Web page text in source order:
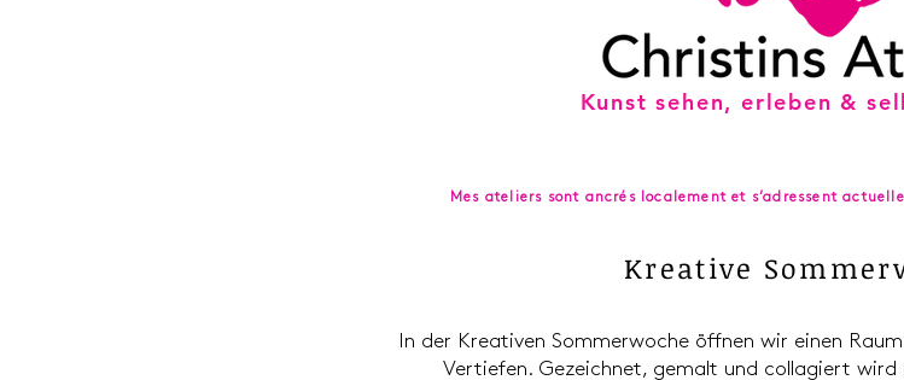
Kunst sehen, erleben &
In der Kreativen Sommerwoche öffnen wir einen
Vertiefen. Gezeichnet, gemalt und collagiert
Mes ateliers sont ancrés localement et s’adressent
Kreative